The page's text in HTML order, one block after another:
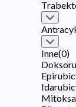
Inne(0)